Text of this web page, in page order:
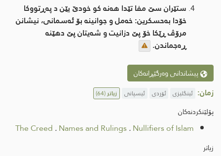
ستێران سێ مفا تێدا هه‌نه‌ كو خودێ یێن د په‌ڕتووكا
خۆدا به‌حسكرین: خه‌مل و جوانینه‌ بۆ ئه‌سمانی، نیشانن
مرۆڤ ڕێكا خۆ پێ دزانیت و شه‌یتان پێ دهێنه‌
ڕه‌جماندن.
پیشاندانی وەرگێڕانەکان
زمان: ئینگلیزی ئۆردی ئیسپانی زیاتر(64)
پۆلێنکردنەکان
The Creed .Names and Rulings.Nullifiers of Islam
زیاتر